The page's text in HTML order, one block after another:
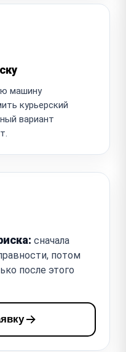
машину
курьерский
вариант
сначала
потом
после этого